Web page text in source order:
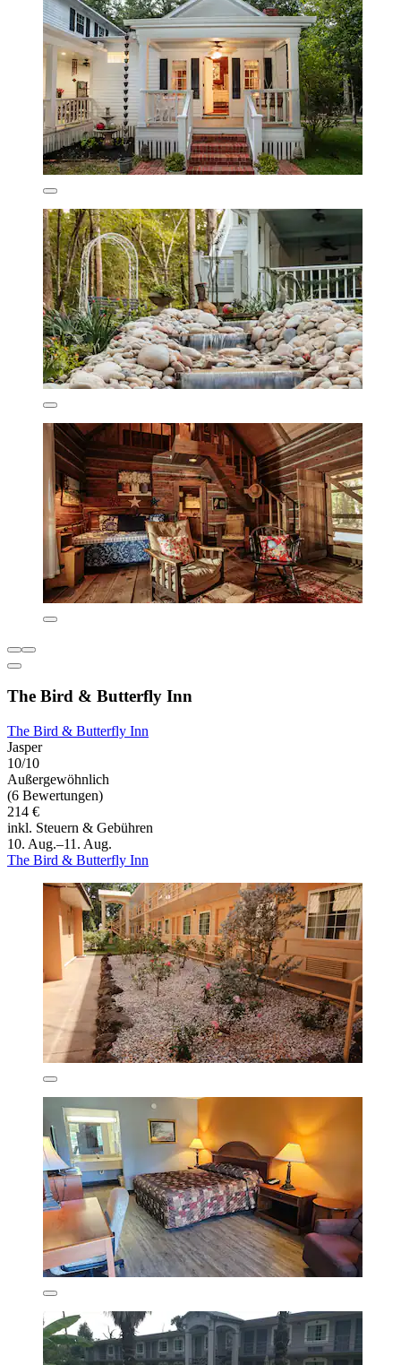
The Bird & Butterfly Inn
The Bird & Butterfly Inn
Jasper
10/10
Außergewöhnlich
(6 Bewertungen)
214 €
inkl. Steuern & Gebühren
10. Aug.–11. Aug.
The Bird & Butterfly Inn